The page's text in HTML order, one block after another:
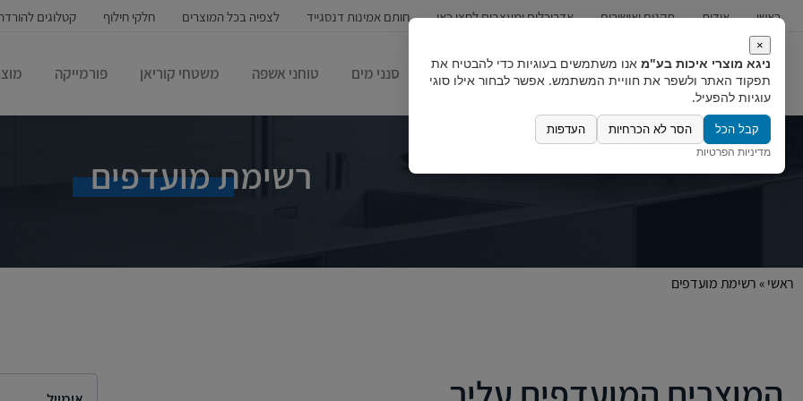
ראשי אודות תקנים ואישורים אדריכלים ומעצבים לחצו כאן חותם אמינות דנסגייד לצפיה בכל המוצרים חלקי חילוף קטלוגים
כיורים ברזים מערכות מים סנני מים טוחני אשפה משטחי קוריאן פורמייקה
רשימת מועדפים
ראשי»רשימת מועדפים
×
ניגא מוצרי איכות בע"מ אנו משתמשים בעוגיות כדי להבטיח את
תפקוד האתר ולשפר את חוויית המשתמש. אפשר לבחור אילו סוגי
עוגיות להפעיל.
קבל הכל הסר לא הכרחיות העדפות
מדיניות הפרטיות